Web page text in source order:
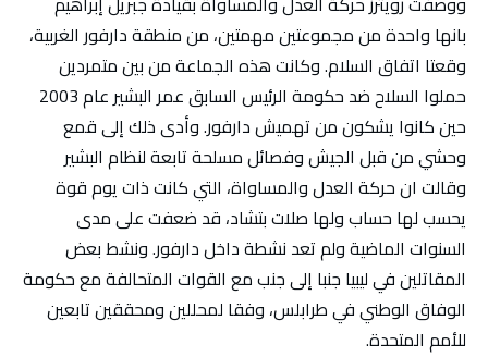
بانها واحدة من مجموعتين مهمتين، من منطقة دارفور الغربية،
وقعتا اتفاق السلام. وكانت هذه الجماعة من بين متمردين
حملوا السلاح ضد حكومة الرئيس السابق عمر البشير عام 2003
حين كانوا يشكون من تهميش دارفور. وأدى ذلك إلى قمع
وحشي من قبل الجيش وفصائل مسلحة تابعة لنظام البشير
وقالت ان حركة العدل والمساواة، التي كانت ذات يوم قوة
يحسب لها حساب ولها صلات بتشاد، قد ضعفت على مدى
السنوات الماضية ولم تعد نشطة داخل دارفور. ونشط بعض
المقاتلين في ليبيا جنبا إلى جنب مع القوات المتحالفة مع حكومة
الوفاق الوطني في طرابلس، وفقا لمحللين ومحققين تابعين
للأمم المتحدة.